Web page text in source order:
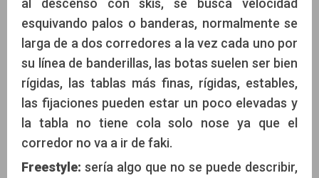
al descenso con skis, se busca velocidad
esquivando palos o banderas, normalmente se
larga de a dos corredores a la vez cada uno por
su línea de banderillas, las botas suelen ser bien
rígidas, las tablas más finas, rígidas, estables,
las fijaciones pueden estar un poco elevadas y
la tabla no tiene cola solo nose ya que el
corredor no va a ir de faki.
Freestyle: sería algo que no se puede describir,